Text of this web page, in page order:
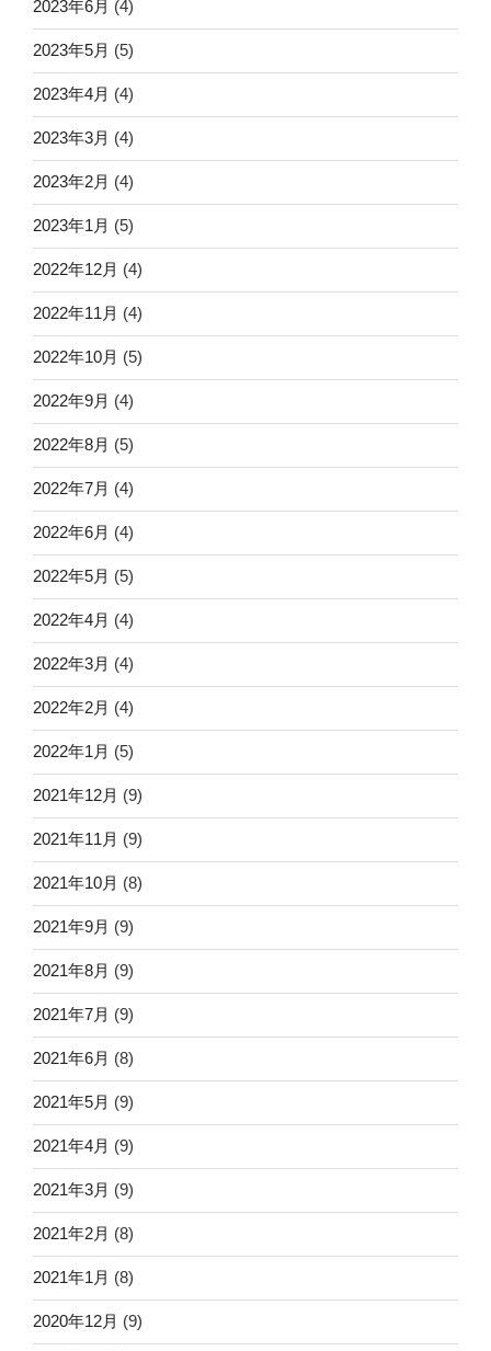
2023年6月 (4)
2023年5月 (5)
2023年4月 (4)
2023年3月 (4)
2023年2月 (4)
2023年1月 (5)
2022年12月 (4)
2022年11月 (4)
2022年10月 (5)
2022年9月 (4)
2022年8月 (5)
2022年7月 (4)
2022年6月 (4)
2022年5月 (5)
2022年4月 (4)
2022年3月 (4)
2022年2月 (4)
2022年1月 (5)
2021年12月 (9)
2021年11月 (9)
2021年10月 (8)
2021年9月 (9)
2021年8月 (9)
2021年7月 (9)
2021年6月 (8)
2021年5月 (9)
2021年4月 (9)
2021年3月 (9)
2021年2月 (8)
2021年1月 (8)
2020年12月 (9)